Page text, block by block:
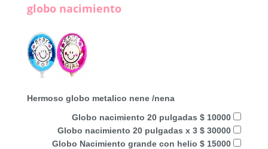
globo nacimiento
Hermoso globo metalico nene /nena
Globo nacimiento 20 pulgadas $ 10000
Globo nacimiento 20 pulgadas x 3 $ 30000
Globo Nacimiento grande con helio $ 15000